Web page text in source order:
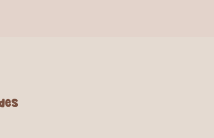
a todas tus actividades
vivos o pastel.